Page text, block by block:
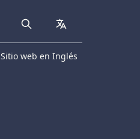
Search collapsed
Sitio web en Inglés